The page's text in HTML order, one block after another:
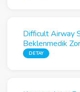
Difficult Airway
Beklenmedik
DETAY